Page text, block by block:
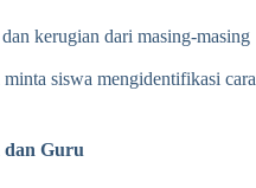
kerugian dari masing-masing
siswa mengidentifikasi cara
dan Guru